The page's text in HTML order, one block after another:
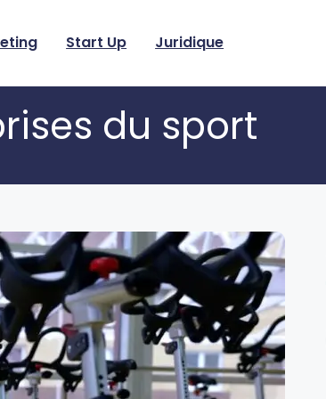
Start Up Juridique
du sport